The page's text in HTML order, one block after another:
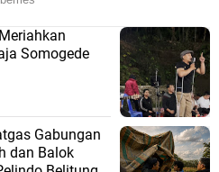
Somogede
Gabungan
dan Balok